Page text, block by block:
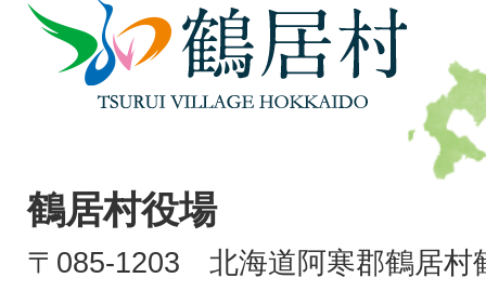
鶴
VILLAGE
HOKKAIDO
鶴居村役場
〒085-1203 北海道阿寒郡鶴居村